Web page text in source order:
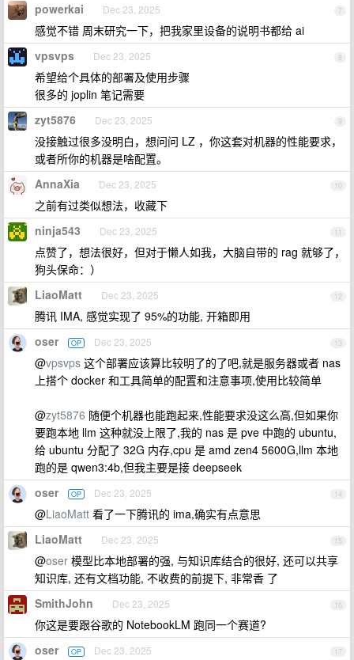
7
powerkai Dec 23, 2025
感觉不错 周末研究一下，把我家里设备的说明书都给 ai
8
vpsvps Dec 23, 2025
希望给个具体的部署及使用步骤
很多的 joplin 笔记需要
9
zyt5876 Dec 23, 2025
没接触过很多没明白，想问问 LZ ，你这套对机器的性能要求，
或者所你的机器是啥配置。
10
AnnaXia Dec 23, 2025
之前有过类似想法，收藏下
11
ninja543 Dec 23, 2025
点赞了，想法很好，但对于懒人如我，大脑自带的 rag 就够了，
狗头保命：）
12
LiaoMatt Dec 23, 2025
腾讯 IMA, 感觉实现了 95%的功能, 开箱即用
13
oser OP Dec 23, 2025
@vpsvps 这个部署应该算比较明了的了吧,就是服务器或者 nas
上搭个 docker 和工具简单的配置和注意事项,使用比较简单
@zyt5876 随便个机器也能跑起来,性能要求没这么高,但如果你
要跑本地 llm 这种就没上限了,我的 nas 是 pve 中跑的 ubuntu,
给 ubuntu 分配了 32G 内存,cpu 是 amd zen4 5600G,llm 本地
跑的是 qwen3:4b,但我主要是接 deepseek
14
oser OP Dec 23, 2025
@LiaoMatt 看了一下腾讯的 ima,确实有点意思
15
LiaoMatt Dec 23, 2025
@oser 模型比本地部署的强, 与知识库结合的很好, 还可以共享
知识库, 还有文档功能, 不收费的前提下, 非常香 了
16
SmithJohn Dec 23, 2025
你这是要跟谷歌的 NotebookLM 跑同一个赛道?
17
oser OP Dec 23, 2025